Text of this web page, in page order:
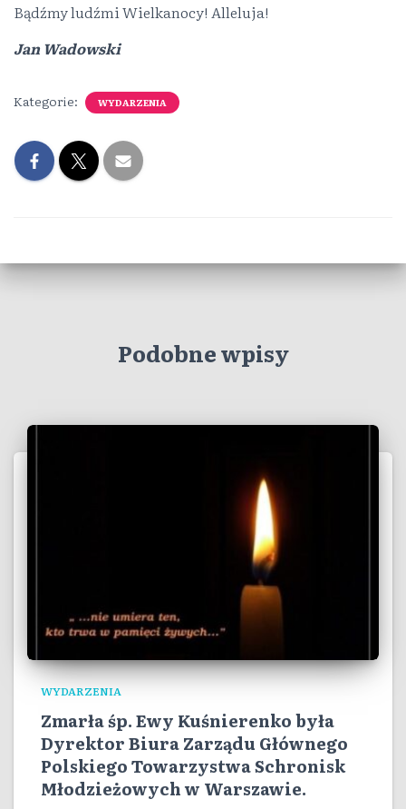
Bądźmy ludźmi Wielkanocy! Alleluja!
Jan Wadowski
Kategorie: WYDARZENIA
Podobne wpisy
WYDARZENIA
Zmarła śp. Ewy Kuśnierenko była
Dyrektor Biura Zarządu Głównego
Polskiego Towarzystwa Schronisk
Młodzieżowych w Warszawie.